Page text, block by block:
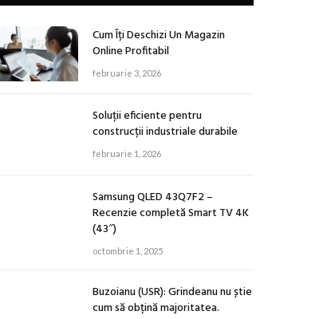
Cum Îți Deschizi Un Magazin
Online Profitabil
februarie 3, 2026
Soluții eficiente pentru
construcții industriale durabile
februarie 1, 2026
Samsung QLED 43Q7F2 –
Recenzie completă Smart TV 4K
(43″)
octombrie 1, 2025
Buzoianu (USR): Grindeanu nu știe
cum să obțină majoritatea.